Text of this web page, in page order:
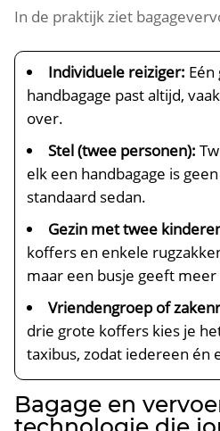
In de praktijk ziet
Individuele reiziger:
handbagage past altijd,
over.
Stel (twee personen):
elk een handbagage is
standaard sedan.
Gezin met twee
koffers en enkele
maar een busje geeft
Vriendengroep of
drie grote koffers kies je
taxibus, zodat iedereen én
Bagage en